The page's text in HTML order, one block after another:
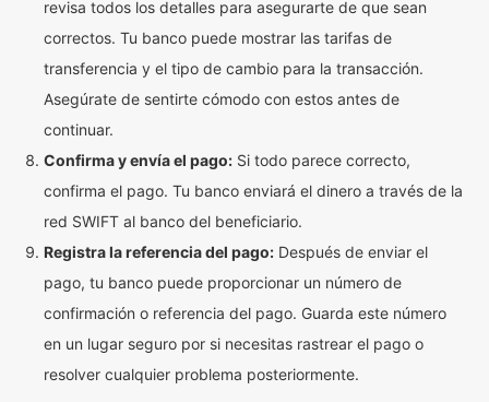
revisa todos los detalles para asegurarte de que sean
correctos. Tu banco puede mostrar las tarifas de
transferencia y el tipo de cambio para la transacción.
Asegúrate de sentirte cómodo con estos antes de
continuar.
Confirma y envía el pago: Si todo parece correcto,
confirma el pago. Tu banco enviará el dinero a través de la
red SWIFT al banco del beneficiario.
Registra la referencia del pago: Después de enviar el
pago, tu banco puede proporcionar un número de
confirmación o referencia del pago. Guarda este número
en un lugar seguro por si necesitas rastrear el pago o
resolver cualquier problema posteriormente.